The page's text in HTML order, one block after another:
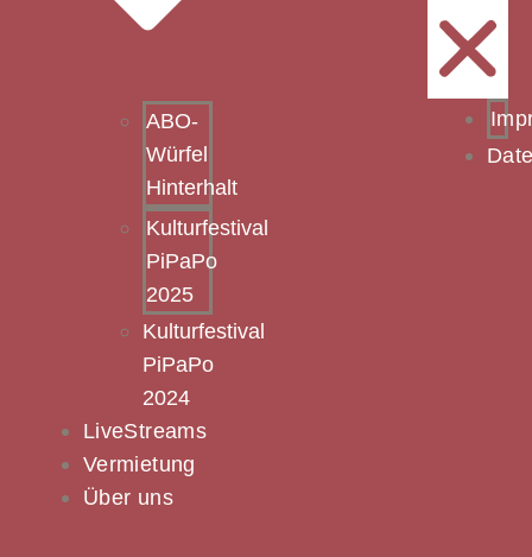
ABO-
Würfel
Hinterhalt
Kulturfestival
PiPaPo
2025
Kulturfestival
PiPaPo
2024
LiveStreams
Vermietung
Über uns